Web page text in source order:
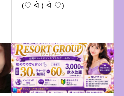
(♡ ᐛ ) ᐛ ♡)